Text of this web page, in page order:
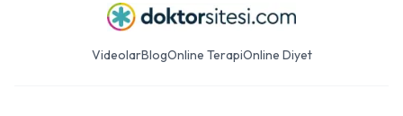
VideolarBlogOnline TerapiOnline Diyet